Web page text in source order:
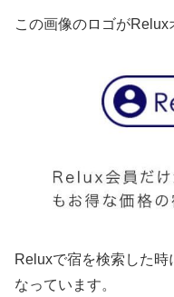
この画像のロゴがRelux
Reluxで宿を検索した時
なっています。